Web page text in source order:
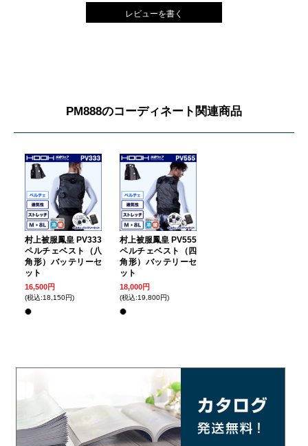
レビューを書く
PM888のコーディネート関連商品
村上被服鳳皇 PV333
ペルチェベスト（八
角形）バッテリーセ
ット
16,500円
(税込:18,150円)
村上被服鳳皇 PV555
ペルチェベスト（四
角形）バッテリーセ
ット
18,000円
(税込:19,800円)